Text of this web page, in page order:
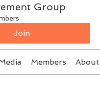
Group
Join
Members About